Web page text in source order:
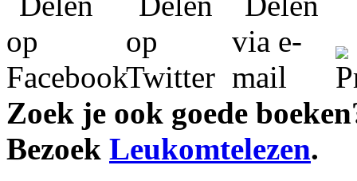
Zoek je ook goede
Bezoek Leukomtelezen.